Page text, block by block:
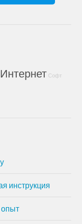
Интернет Софт
инструкция
опыт